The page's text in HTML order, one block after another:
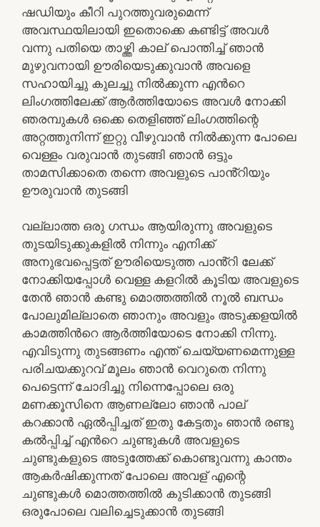
ഷഡിയും കീറി പുറത്തുവരുമെന്ന്
അവസ്ഥയിലായി ഇതൊക്കെ കണ്ടിട്ട് അവൾ
വന്നു പതിയെ താഴ്ത്തി കാല് പൊന്തിച്ച് ഞാൻ
മുഴുവനായി ഊരിയെടുക്കുവാൻ അവളെ
സഹായിച്ചു കുലച്ചു നിൽക്കുന്ന എൻറെ
ലിംഗത്തിലേക്ക് ആർത്തിയോടെ അവൾ നോക്കി
ഞരമ്പുകൾ ഒക്കെ തെളിഞ്ഞ് ലിംഗത്തിന്റെ
അറ്റത്തുനിന്ന് ഇറ്റു വീഴുവാൻ നിൽക്കുന്ന പോലെ
വെള്ളം വരുവാൻ തുടങ്ങി ഞാൻ ഒട്ടും
താമസിക്കാതെ തന്നെ അവളുടെ പാൻ്റിയും
ഊരുവാൻ തുടങ്ങി
വല്ലാത്ത ഒരു ഗന്ധം ആയിരുന്നു അവളുടെ
തുടയിടുക്കുകളിൽ നിന്നും എനിക്ക്
അനുഭവപ്പെട്ടത് ഊരിയെടുത്ത പാൻ്റി ലേക്ക്
നോക്കിയപ്പോൾ വെള്ള കളറിൽ കൂടിയ അവളുടെ
തേൻ ഞാൻ കണ്ടു മൊത്തത്തിൽ നൂൽ ബന്ധം
പോലുമില്ലാതെ ഞാനും അവളും അടുക്കളയിൽ
കാമത്തിൻറെ ആർത്തിയോടെ നോക്കി നിന്നു.
എവിടുന്നു തുടങ്ങണം എന്ത് ചെയ്യണമെന്നുള്ള
പരിചയക്കുറവ് മൂലം ഞാൻ വെറുതെ നിന്നു
പെട്ടെന്ന് ചോദിച്ചു നിന്നെപ്പോലെ ഒരു
മണക്കൂസിനെ ആണല്ലോ ഞാൻ പാല്
കറക്കാൻ ഏൽപ്പിച്ചത് ഇതു കേട്ടതും ഞാൻ രണ്ടു
കൽപ്പിച്ച് എൻറെ ചുണ്ടുകൾ അവളുടെ
ചുണ്ടുകളുടെ അടുത്തേക്ക് കൊണ്ടുവന്നു കാന്തം
ആകർഷിക്കുന്നത് പോലെ അവള് എന്റെ
ചുണ്ടുകൾ മൊത്തത്തിൽ കുടിക്കാൻ തുടങ്ങി
ഒരുപോലെ വലിച്ചെടുക്കാൻ തുടങ്ങി